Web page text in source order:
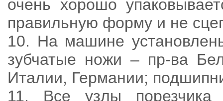
очень хорошо
правильную форму и не
10. На машине
зубчатые ножи – пр-ва
Италии, Германии;
11. Все узлы